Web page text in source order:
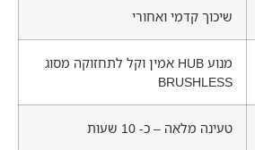
שיכוך קדמי ואחורי
מנוע HUB אמין וקל לתחזוקה מסוג
BRUSHLESS
טעינה מלאה – כ- 10 שעות